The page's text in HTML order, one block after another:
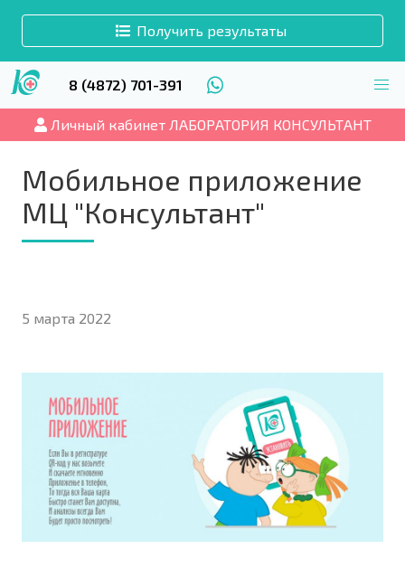
Получить результаты
8 (4872) 701-391
Личный кабинет ЛАБОРАТОРИЯ КОНСУЛЬТАНТ
Мобильное приложение
МЦ "Консультант"
5 марта 2022